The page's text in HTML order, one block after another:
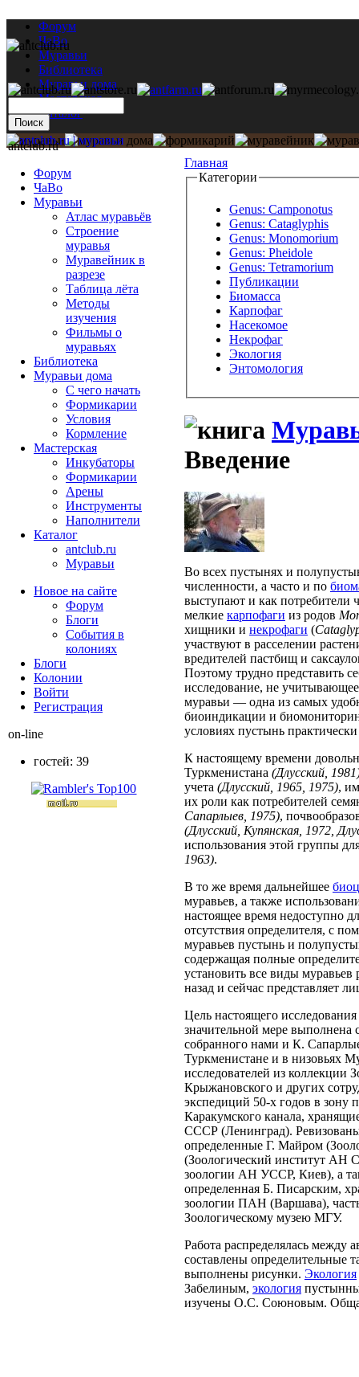
Форум
ЧаВо
Муравьи
Библиотека
Муравьи дома
Мастерская
Каталог
Главная
Категории
Genus: Camponotus
Genus: Cataglyphis
Genus: Monomorium
Genus: Pheidole
Genus: Tetramorium
Публикации
Биомасса
Карпофаг
Насекомое
Некрофаг
Экология
Энтомология
Введение
Во всех пустынях и
численности, а часто и по
выступают и как
мелкие карпофаги из родов
хищники и некрофаги (
участвуют в расселении
вредителей пастбищ и
Поэтому трудно представить
исследование, не
муравьи — одна из самых
биоиндикации и
условиях пустынь
К настоящему времени
Туркменистана (Длусский,
учета (Длусский, 1965, 1975),
их роли как потребителей
Сапарлыев, 1975),
(Длусский, Купянская, 1972,
использования этой группы
1963).
В то же время дальнейшее
муравьев, а также
настоящее время недоступно
отсутствия определителя, с
муравьев пустынь и
содержащая полные
установить все виды муравьев
назад и сейчас представляет
Цель настоящего
значительной мере
собранного нами и К.
Туркменистане и в низовьях
исследователей из коллекции
Крыжановского и других
экспедиций 50-х годов в зону
Каракумского канала,
СССР (Ленинград).
определенные Г. Майром
(Зоологический институт АН
зоологии АН УССР, Киев), а
определенная Б. Писарским,
зоологии ПАН (Варшава),
Зоологическому музею МГУ.
Работа распределялась
составлены
выполнены рисунки. Экология
Забелиным, экология
изучены О.С. Союновым.
antclub.ru
Форум
ЧаВо
Муравьи
Атлас муравьёв
Строение
муравья
Муравейник в
разрезе
Таблица лёта
Методы
изучения
Фильмы о
муравьях
Библиотека
Муравьи дома
С чего начать
Формикарии
Условия
Кормление
Мастерская
Инкубаторы
Формикарии
Арены
Инструменты
Наполнители
Каталог
antclub.ru
Муравьи
Новое на сайте
Форум
Блоги
События в
колониях
Блоги
Колонии
Войти
Peгиcтpaция
on-line
гостей: 39